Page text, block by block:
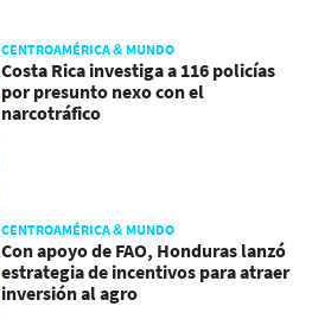
CENTROAMÉRICA & MUNDO
Costa Rica investiga a 116 policías
por presunto nexo con el
narcotráfico
CENTROAMÉRICA & MUNDO
Con apoyo de FAO, Honduras lanzó
estrategia de incentivos para atraer
inversión al agro